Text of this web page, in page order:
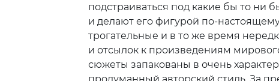
подстраиваться под какие бы то ни
и делают его фигурой по-
трогательные и в то же время
и отсылок к произведениям
сюжеты запакованы в очень
продуманный авторский стиль. За